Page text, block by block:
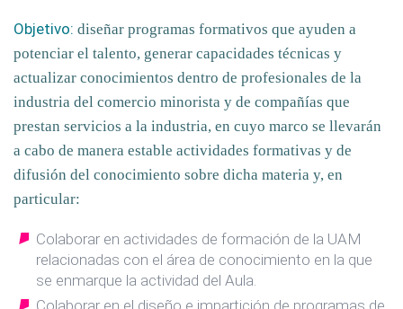
Objetivo: diseñar programas formativos que ayuden a
potenciar el talento, generar capacidades técnicas y
actualizar conocimientos dentro de profesionales de la
industria del comercio minorista y de compañías que
prestan servicios a la industria, en cuyo marco se llevarán
a cabo de manera estable actividades formativas y de
difusión del conocimiento sobre dicha materia y, en
particular:
Colaborar en actividades de formación de la UAM
relacionadas con el área de conocimiento en la que
se enmarque la actividad del Aula.